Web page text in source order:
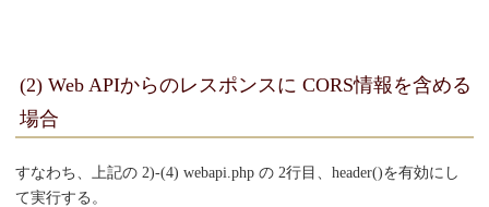
(2) Web APIからのレスポンスに CORS情報を含める
場合
すなわち、上記の 2)-(4) webapi.php の 2行目、header()を有効にし
て実行する。